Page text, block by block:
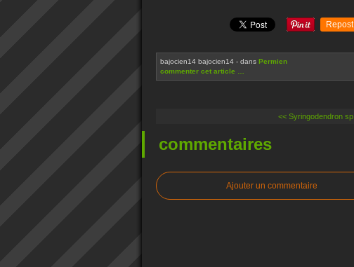
Repost
bajocien14 bajocien14 - dans Permien
commenter cet article
<< Syringodendron sp
commentaires
Ajouter un commentaire